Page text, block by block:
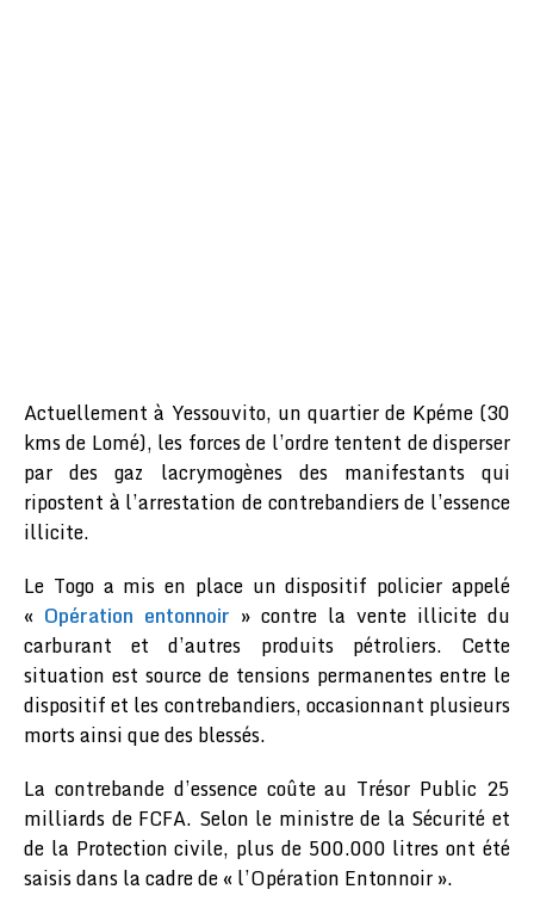
Actuellement à Yessouvito, un quartier de Kpéme (30
kms de Lomé), les forces de l’ordre tentent de disperser
par des gaz lacrymogènes des manifestants qui
ripostent à l’arrestation de contrebandiers de l’essence
illicite.
Le Togo a mis en place un dispositif policier appelé
« Opération entonnoir » contre la vente illicite du
carburant et d’autres produits pétroliers. Cette
situation est source de tensions permanentes entre le
dispositif et les contrebandiers, occasionnant plusieurs
morts ainsi que des blessés.
La contrebande d’essence coûte au Trésor Public 25
milliards de FCFA. Selon le ministre de la Sécurité et
de la Protection civile, plus de 500.000 litres ont été
saisis dans la cadre de « l’Opération Entonnoir ».